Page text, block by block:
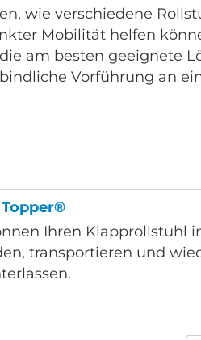
wie verschiedene
Mobilität helfen
am besten geeignete
Vorführung an
Ihren Klapprollstuhl
transportieren und